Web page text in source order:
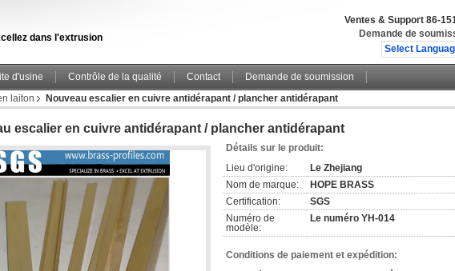
dans l'extrusion
Ventes & Support 86-
Demande de
Select
d'usine Contrôle de la qualité Contact
Demande de soumission
laiton Nouveau escalier en cuivre antidérapant / plancher antidérapant
escalier en cuivre antidérapant / plancher antidérapant
Détails sur le produit:
Lieu d'origine:
Le Zhejiang
Nom de marque:
HOPE BRASS
Certification:
SGS
Numéro de
modèle:
Le numéro YH-014
Conditions de paiement et expédition: